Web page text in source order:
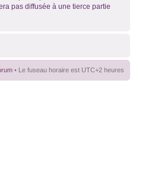
pas diffusée à une tierce partie
• Le fuseau horaire est UTC+2 heures